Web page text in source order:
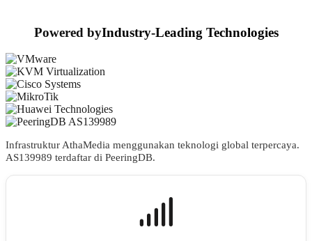
Powered byIndustry-Leading Technologies
Infrastruktur AthaMedia menggunakan teknologi global terpercaya.
AS139989 terdaftar di PeeringDB.